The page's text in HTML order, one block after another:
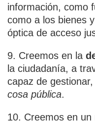
información, como
como a los bienes
óptica de acceso
9. Creemos en la
la ciudadanía, a
capaz de
cosa pública.
10. Creemos en un